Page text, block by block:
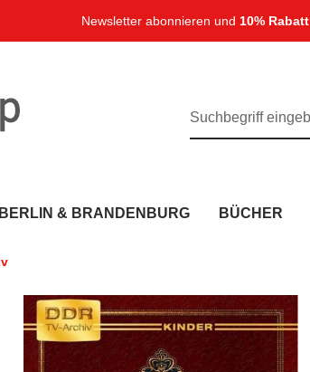
Newsletter abonnieren und 10% Rabatt
BERLIN & BRANDENBURG BÜCHER